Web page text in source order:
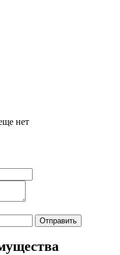
нет
Отправить